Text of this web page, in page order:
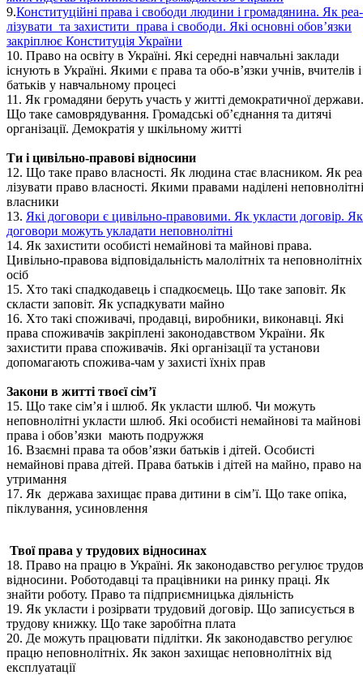
9.Конституційні права і свободи людини і громадянина. Як реа-
лізувати та захистити права і свободи. Які основні обов’язки
закріплює Конституція України
10. Право на освіту в Україні. Які середні навчальні заклади
існують в Україні. Якими є права та обо-в’язки учнів, вчителів і
батьків у навчальному процесі
11. Як громадяни беруть участь у житті демократичної держави.
Що таке самоврядування. Громадські об’єднання та дитячі
організації. Демократія у шкільному житті
Ти і цивільно-правові відносини
12. Що таке право власності. Як людина стає власником. Як
лізувати право власності. Якими правами наділені неповнолітні
власники
13. Які договори є цивільно-правовими. Як укласти договір.
договори можуть укладати неповнолітні
14. Як захистити особисті немайнові та майнові права.
Цивільно-правова відповідальність малолітніх та неповнолітніх
осіб
15. Хто такі спадкодавець і спадкоємець. Що таке заповіт. Як
скласти заповіт. Як успадкувати майно
16. Хто такі споживачі, продавці, виробники, виконавці. Які
права споживачів закріплені законодавством України. Як
захистити права споживачів. Які організації та установи
допомагають спожива-чам у захисті їхніх прав
Закони в житті твоєї сім’ї
15. Що таке сім’я і шлюб. Як укласти шлюб. Чи можуть
неповнолітні укласти шлюб. Які особисті немайнові та майнові
права і обов’язки мають подружжя
16. Взаємні права та обов’язки батьків і дітей. Особисті
немайнові права дітей. Права батьків і дітей на майно, право на
утримання
17. Як держава захищає права дитини в сім’ї. Що таке опіка,
піклування, усиновлення
Твої права у трудових відносинах
18. Право на працю в Україні. Як законодавство регулює
відносини. Роботодавці та працівники на ринку праці. Як
знайти роботу. Право та підприємницька діяльність
19. Як укласти і розірвати трудовий договір. Що записується в
трудову книжку. Що таке заробітна плата
20. Де можуть працювати підлітки. Як законодавство регулює
працю неповнолітніх. Як закон захищає неповнолітніх від
експлуатації